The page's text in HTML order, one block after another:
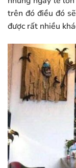
trên đó điều đó
được rất nhiều